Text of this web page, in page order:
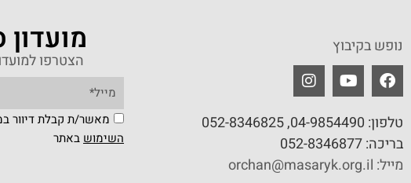
נופש בקיבוץ
טלפון: 04-9854490
, 052-8346825
בריכה:052-8346877
מייל: orchan@masaryk.org.il
הצטרפו
מאשר/ת קבלת דיוור
השימוש באתר